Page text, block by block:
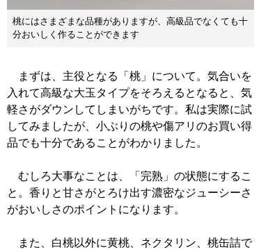
桃にはさまざまな品種がありますが、高級品でなくても十
分おいしく作ることができます
まずは、主役となる「桃」について。気合いを
入れて高級な大玉タイプをそろえるとなると、気
軽さがダウンしてしまいがちです。私は実際に試
してみましたが、小ぶりの桃や傷アリのお買い得
品でも十分であることがわかりました。
むしろ大事なことは、「完熟」の状態にするこ
と。香りと甘さがとろけ出す濃密なジューシーさ
がおいしさのポイントになります。
また、白桃以外に黄桃、ネクタリン、桃缶詰で